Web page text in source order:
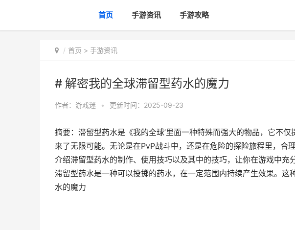
首页 手游资讯 手游攻略
首页 > 手游资讯
# 解密我的全球滞留型药水的魔力
作者： 游戏迷 • 更新时间：2025-09-23
摘要：滞留型药水是《我的全球’里面一种特殊而强大的物品，它不
来了无限可能。无论是在PvP战斗中，还是在危险的探险旅程里，合
介绍滞留型药水的制作、使用技巧以及其中的技巧，让你在游戏中充
滞留型药水是一种可以投掷的药水，在一定范围内持续产生效果。这
水的魔力